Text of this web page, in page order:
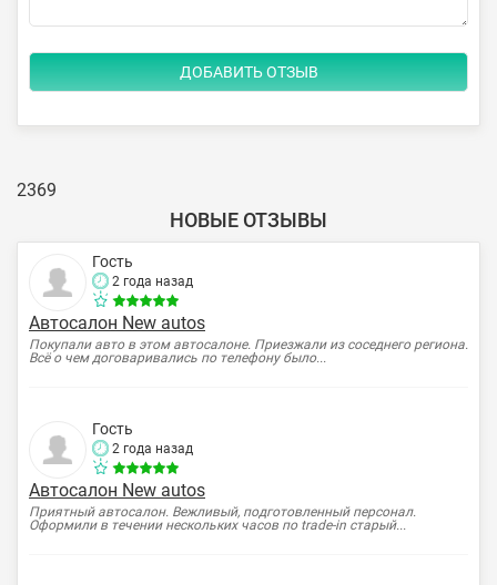
2369
НОВЫЕ ОТЗЫВЫ
Гость
2 года назад
Автосалон New autos
Покупали авто в этом автосалоне. Приезжали из соседнего региона.
Всё о чем договаривались по телефону было...
Гость
2 года назад
Автосалон New autos
Приятный автосалон. Вежливый, подготовленный персонал.
Оформили в течении нескольких часов по trade-in старый...